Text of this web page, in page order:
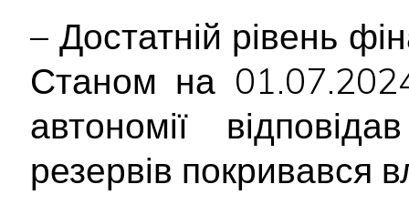
– Достатній рівень
Станом на
автономії
резервів покривався